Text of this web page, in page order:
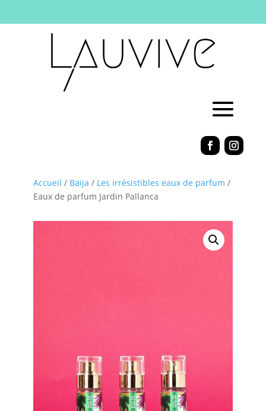
Accueil / Baija / Les irrésistibles eaux de parfum /
Eaux de parfum Jardin Pallanca